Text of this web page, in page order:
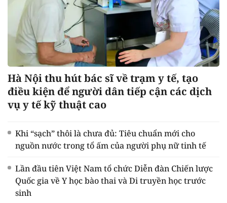
Hà Nội thu hút bác sĩ về trạm y tế, tạo
điều kiện để người dân tiếp cận các dịch
vụ y tế kỹ thuật cao
Khi “sạch” thôi là chưa đủ: Tiêu chuẩn mới cho
nguồn nước trong tổ ấm của người phụ nữ tinh tế
Lần đầu tiên Việt Nam tổ chức Diễn đàn Chiến lược
Quốc gia về Y học bào thai và Di truyền học trước
sinh